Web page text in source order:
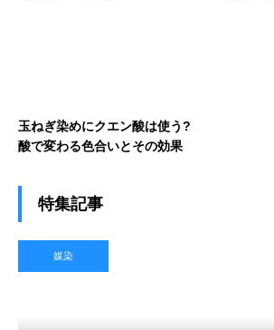
玉ねぎ染めにクエン酸は使う?
酸で変わる色合いとその効果
特集記事
媒染